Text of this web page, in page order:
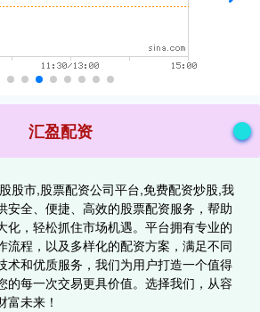
汇盈配资
股市,股票配资公司平台,免费配资炒股,我
安全、便捷、高效的股票配资服务，帮助
化，轻松抓住市场机遇。平台拥有专业的
流程，以及多样化的配资方案，满足不同
术和优质服务，我们为用户打造一个值得
的每一次交易更具价值。选择我们，从容
富未来！